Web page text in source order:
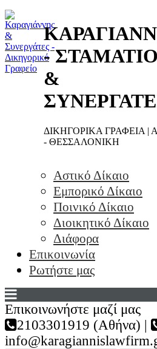
-
&
ΔΙΚΗΓΟΡΙΚΑ ΓΡΑΦΕΙΑ |
- ΘΕΣΣΑΛΟΝΙΚΗ
Αστικό Δίκαιο
Εμπορικό Δίκαιο
Ποινικό Δίκαιο
Διοικητικό Δίκαιο
Διάφορα
Επικοινωνία
Ρωτήστε μας
Επικοινωνήστε μαζί μας
2103301919 (Αθήνα) |